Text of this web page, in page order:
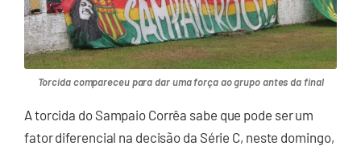
Torcida compareceu para dar uma força ao grupo antes da final
A torcida do Sampaio Corrêa sabe que pode ser um
fator diferencial na decisão da Série C, neste domingo,